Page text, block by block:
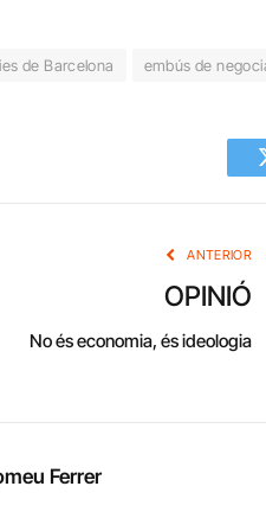
de Barcelona embús de
ANTERIOR
OPINIÓ
No és economia, és ideologia
Ferrer